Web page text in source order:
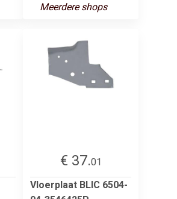
Meerdere shops
€ 37.01
Vloerplaat BLIC 6504-